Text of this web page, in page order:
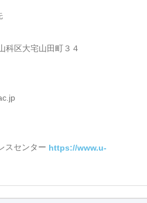
区大宅山田町３４
スセンター https://www.u-